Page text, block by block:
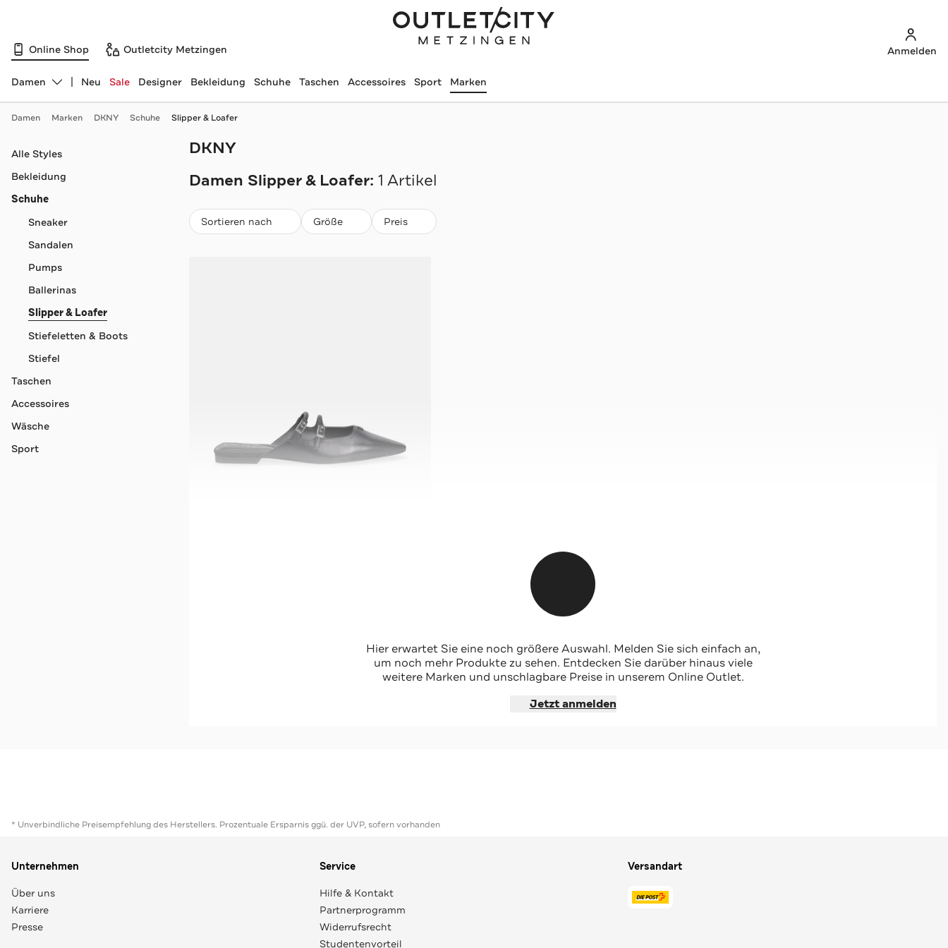
Online Shop Outletcity Metzingen Anmelden
Abteilung ändern, ausgewählt:
Damen Neu Sale Designer Bekleidung Schuhe Taschen Accessoires Sport Marken
Damen Marken DKNY Schuhe Slipper & Loafer
DKNY
Damen Slipper & Loafer: 1 Artikel
Navigation überspringen
Alle Styles
Bekleidung
Schuhe
Sneaker
Sandalen
Pumps
Ballerinas
Slipper & Loafer
Stiefeletten & Boots
Stiefel
Taschen
Accessoires
Wäsche
Sport
Sortieren nach
Beliebteste Größe Preis
Hier erwartet Sie eine noch größere Auswahl. Melden Sie sich einfach an,
um noch mehr Produkte zu sehen. Entdecken Sie darüber hinaus viele
weitere Marken und unschlagbare Preise in unserem Online Outlet.
Jetzt anmelden
* Unverbindliche Preisempfehlung des Herstellers. Prozentuale Ersparnis ggü. der UVP, sofern vorhanden
Unternehmen
Über uns
Karriere
Presse
Service
Hilfe & Kontakt
Partnerprogramm
Widerrufsrecht
Studentenvorteil
Versandart